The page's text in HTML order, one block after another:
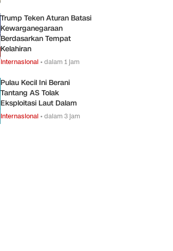
Trump Teken Aturan Batasi
Kewarganegaraan
Berdasarkan Tempat
Kelahiran
Internasional •dalam 1 jam
Pulau Kecil Ini Berani
Tantang AS Tolak
Eksploitasi Laut Dalam
Internasional •dalam 3 jam